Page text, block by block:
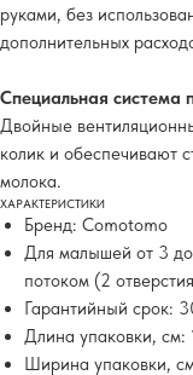
руками, без
дополнительных
Специальная система
Двойные
колик и обеспечивают
молока.
ХАРАКТЕРИСТИКИ
Бренд: Comotomo
Для малышей от 3
потоком (2
Гарантийный срок:
Длина упаковки, см:
Ширина упаковки,